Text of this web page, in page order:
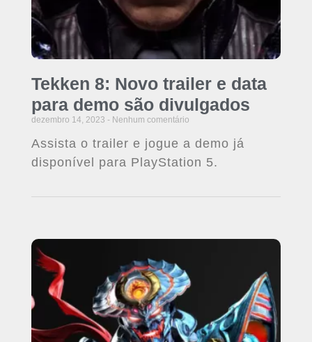
Tekken 8: Novo trailer e data
para demo são divulgados
dezembro 14, 2023 Nenhum comentário
Assista o trailer e jogue a demo já
disponível para PlayStation 5.